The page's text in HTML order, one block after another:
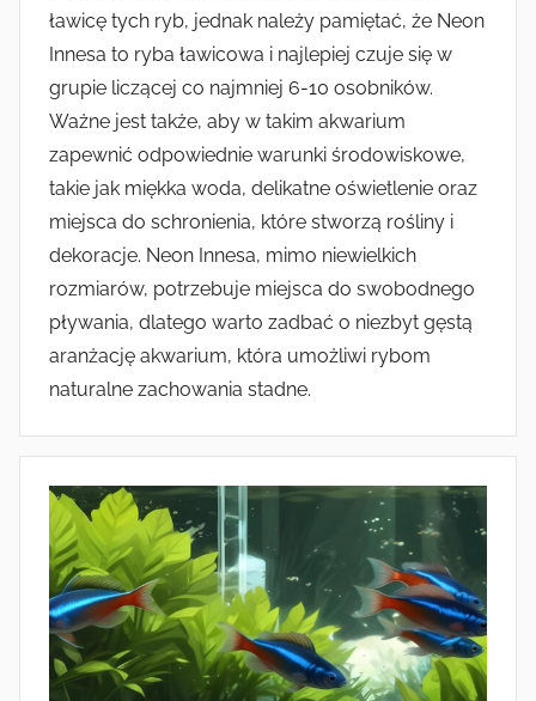
ławicę tych ryb, jednak należy pamiętać, że Neon
Innesa to ryba ławicowa i najlepiej czuje się w
grupie liczącej co najmniej 6-10 osobników.
Ważne jest także, aby w takim akwarium
zapewnić odpowiednie warunki środowiskowe,
takie jak miękka woda, delikatne oświetlenie oraz
miejsca do schronienia, które stworzą rośliny i
dekoracje. Neon Innesa, mimo niewielkich
rozmiarów, potrzebuje miejsca do swobodnego
pływania, dlatego warto zadbać o niezbyt gęstą
aranżację akwarium, która umożliwi rybom
naturalne zachowania stadne.